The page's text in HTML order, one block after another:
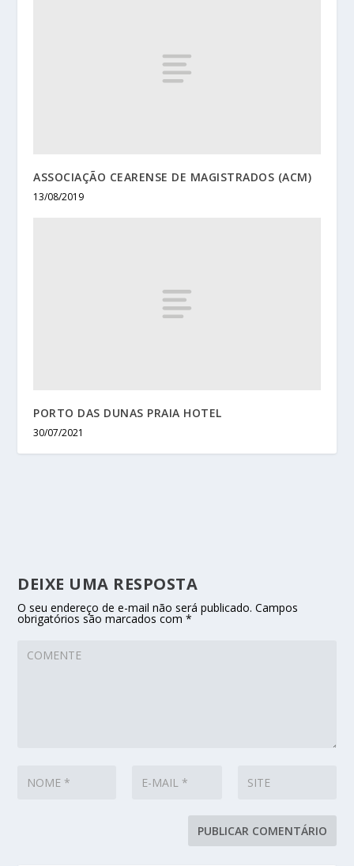
ASSOCIAÇÃO CEARENSE DE MAGISTRADOS (ACM)
13/08/2019
PORTO DAS DUNAS PRAIA HOTEL
30/07/2021
DEIXE UMA RESPOSTA
O seu endereço de e-mail não será publicado. Campos
obrigatórios são marcados com*